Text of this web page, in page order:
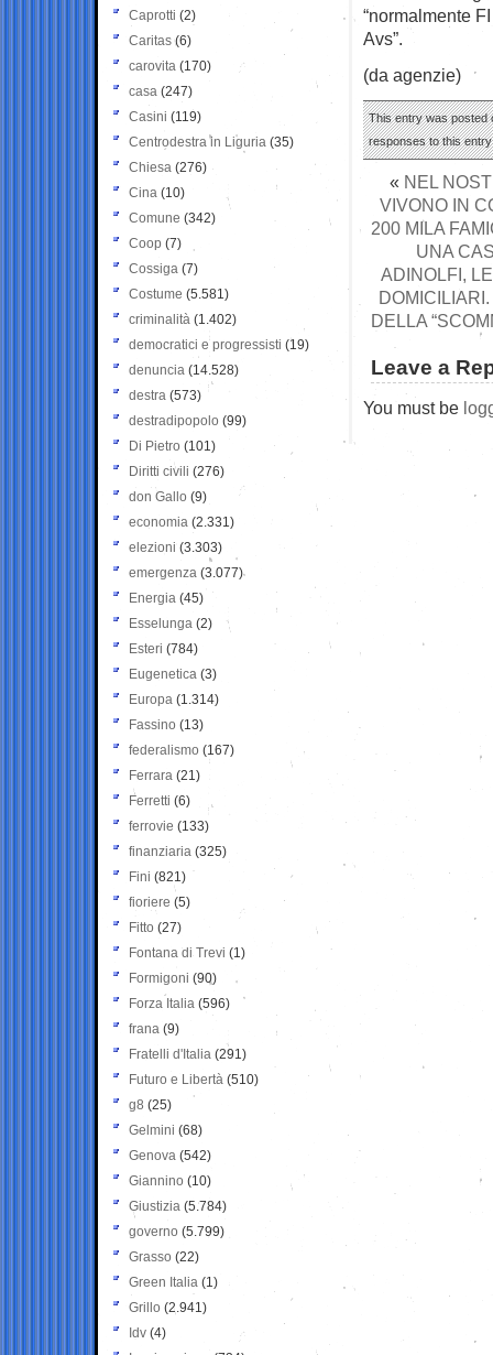
“normalmente
Avs”.
(da agenzie)
This entry was posted
responses to this
« NEL
VIVONO IN
200 MILA
UNA
ADINOLFI,
DELLA
Leave a
You must be
Caprotti (2)
Caritas (6)
carovita (170)
casa (247)
Casini (119)
Centrodestra in Liguria (35)
Chiesa (276)
Cina (10)
Comune (342)
Coop (7)
Cossiga (7)
Costume (5.581)
criminalità (1.402)
democratici e progressisti (19)
denuncia (14.528)
destra (573)
destradipopolo (99)
Di Pietro (101)
Diritti civili (276)
don Gallo (9)
economia (2.331)
elezioni (3.303)
emergenza (3.077)
Energia (45)
Esselunga (2)
Esteri (784)
Eugenetica (3)
Europa (1.314)
Fassino (13)
federalismo (167)
Ferrara (21)
Ferretti (6)
ferrovie (133)
finanziaria (325)
Fini (821)
fioriere (5)
Fitto (27)
Fontana di Trevi (1)
Formigoni (90)
Forza Italia (596)
frana (9)
Fratelli d'Italia (291)
Futuro e Libertà (510)
g8 (25)
Gelmini (68)
Genova (542)
Giannino (10)
Giustizia (5.784)
governo (5.799)
Grasso (22)
Green Italia (1)
Grillo (2.941)
Idv (4)